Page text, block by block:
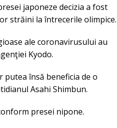
japoneze decizia a fost
străini la întrecerile olimpice.
ale coronavirusului au
Kyodo.
însă beneficia de o
Asahi Shimbun.
presei nipone.